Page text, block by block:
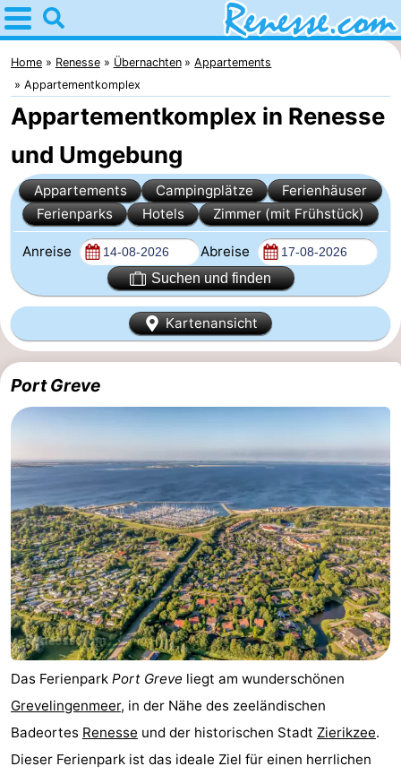
Home
Renesse
Tipps
kindern
Übernachten
Appartements
Port
Greve
Zeeuwse
Kust
Campingplätze
Ferienhäuser
-
Buitenheem
-
De
Oase
-
Duinoord
-
Ginsterveld
-
Julianahoeve
-
Livingstone
-
Port
-
Home Renesse Übernachten
Appartements
Appartementkomplex
Appartementkomplex in Renesse
und Umgebung
Appartements Campingplätze
Ferienhäuser
Ferienparks
Hotels Zimmer (mit Frühstück)
Anreise Abreise
Suchen und finden
Kartenansicht
Port Greve
Das Ferienpark Port Greve liegt am wunderschönen
Grevelingenmeer, in der Nähe des zeeländischen
Badeortes Renesse und der historischen Stadt Zierikzee.
Dieser Ferienpark ist das ideale Ziel für einen herrlichen